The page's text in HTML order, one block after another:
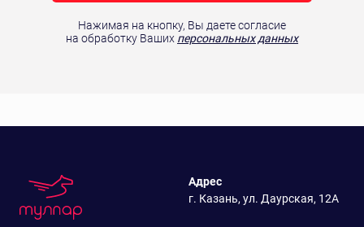
Нажимая на кнопку, Вы даете согласие
на обработку Ваших персональных данных
Адрес
г. Казань, ул. Даурская, 12А